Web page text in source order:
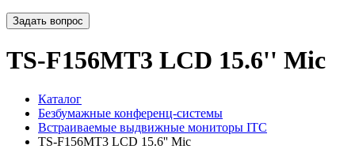
Задать вопрос
TS-F156MT3 LCD 15.6'' Mic
Каталог
Безбумажные конференц-системы
Встраиваемые выдвижные мониторы ITC
TS-F156MT3 LCD 15.6'' Mic